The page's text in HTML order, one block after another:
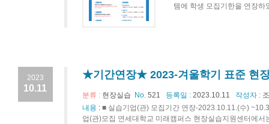
템에 학생 모집기한을 연장하
2023
10.11
★기간연장★ 2023-겨울학기 표준 현
분류 : 현장실습 No. 521 등록일 : 2023.10.11 작성자 :
내용 : ■ 실습기업(관) 모집기간 연장-2023.10.11.(수)
업(관)모집 연세대학교 미래캠퍼스 현장실습지원센터에